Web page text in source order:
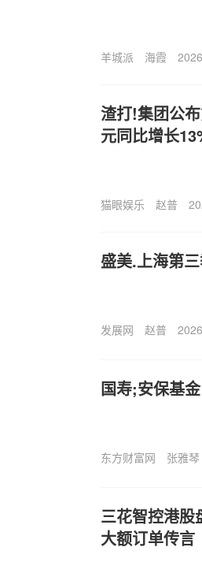
羊城派 海霞
渣打!集团公
元同比增长
猫眼娱乐 赵普
盛美.上海第
发展网 赵普
国寿;安保基
东方财富网 张雅琴
三花智控港股
大额订单传言